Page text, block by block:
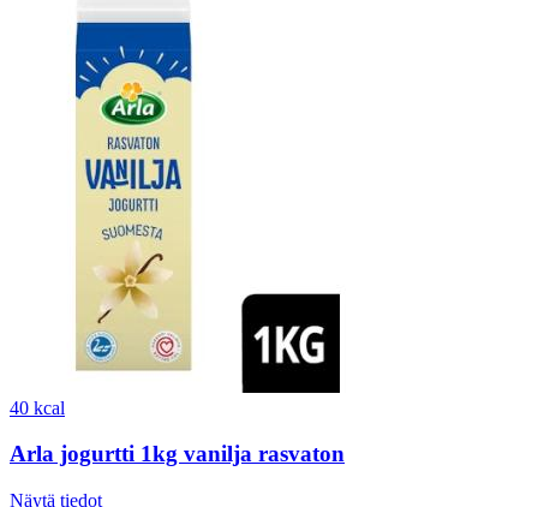
40 kcal
Arla jogurtti 1kg vanilja rasvaton
Näytä tiedot